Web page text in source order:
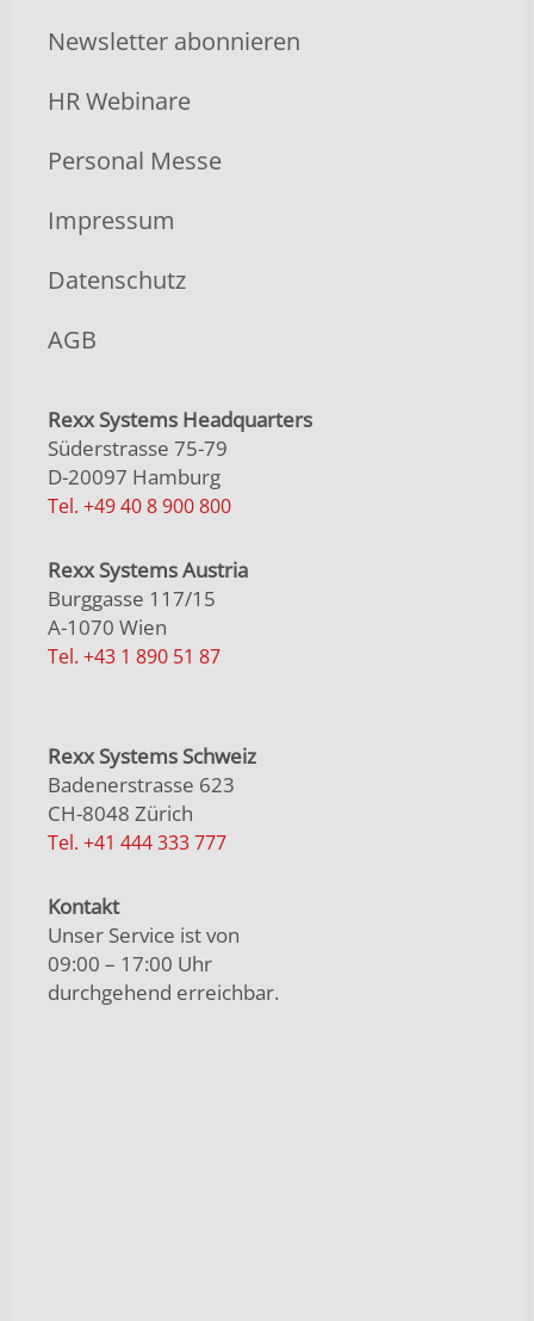
Newsletter abonnieren
HR Webinare
Personal Messe
Impressum
Datenschutz
AGB
Rexx Systems Headquarters
Süderstrasse 75-79
D-20097 Hamburg
Tel. +49 40 8 900 800
Rexx Systems Austria
Burggasse 117/15
A-1070 Wien
Tel. +43 1 890 51 87
Rexx Systems Schweiz
Badenerstrasse 623
CH-8048 Zürich
Tel. +41 444 333 777
Kontakt
Unser Service ist von
09:00 – 17:00 Uhr
durchgehend erreichbar.